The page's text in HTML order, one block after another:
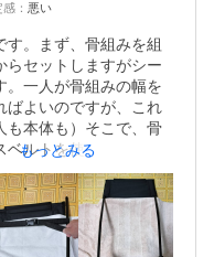
感 ： 悪い
す。まず、骨組みを組
らセットしますがシー
。一人が骨組みの幅を
ばよいのですが、これ
も本体も）そこで、骨
ルトを使います。骨
けゆっくり絞っていき
セットします。後は、
でも楽に組み立てられ
たり根本が割れたりし
もっとみる